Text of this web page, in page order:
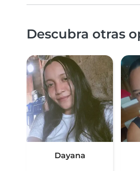
Descubra otras
Dayana